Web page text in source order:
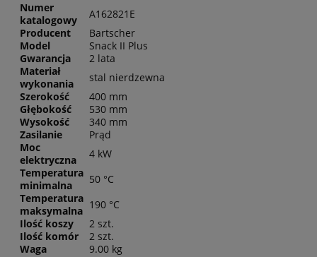
Numer
katalogowy
A162821E
Producent
Bartscher
Model
Snack II Plus
Gwarancja
2 lata
Materiał
wykonania
stal nierdzewna
Szerokość
400 mm
Głębokość
530 mm
Wysokość
340 mm
Zasilanie
Prąd
Moc
elektryczna
4 kW
Temperatura
minimalna
50 °C
Temperatura
maksymalna 190 °C
Ilość koszy
2 szt.
Ilość komór
2 szt.
Waga
9.00 kg